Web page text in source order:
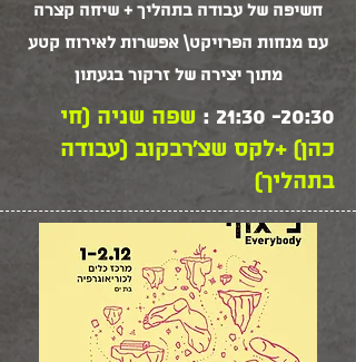
חשיפה של עבודה בתהליך + שיחה קצרה
עם מנחות הפרויקט\ אפשרות לאירוח קטע
מתוך יצירה של זרקור בגעתון
20:30- 21:30 :
שפה שניה (חי
כהן) +לקס שצ'רבקוב (עבודה
בתהליך)